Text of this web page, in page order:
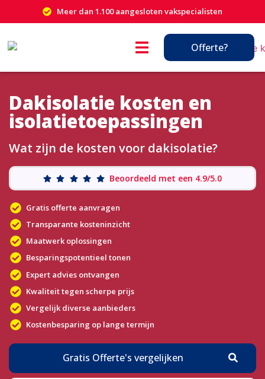
Meer dan 1.100 aangesloten vakspecialisten
Offerte?
Dakisolatie kosten en
isolatietoepassingen
Wat zijn de kosten voor dakisolatie?
Beoordeeld met een 4.9/5.0
Gratis offerte aanvragen
Transparante kosteninzicht
Maatwerk oplossingen
Besparingspotentieel tonen
Expert advies ontvangen
Kwaliteit tegen scherpe prijs
Vergelijk diverse aanbieders
Kostenbesparing op lange termijn
Gratis Offerte's vergelijken